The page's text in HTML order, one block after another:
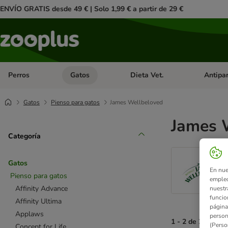
ENVÍO GRATIS desde 49 € | Solo 1,99 € a partir de 29 €
Perros Menú de categoria abierto: Perros
Gatos Menú de categoria abierto: Gatos
Dieta Vet. Menú
Gatos Pienso para gatos James Wellbeloved
Categoría
Gatos
Pienso para gatos
Affinity Advance
Affinity Ultima
Applaws
James
1 - 2 de 2
En